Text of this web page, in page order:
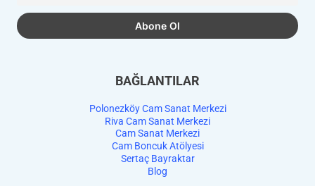
BAĞLANTILAR
Polonezköy Cam Sanat Merkezi
Riva Cam Sanat Merkezi
Cam Sanat Merkezi
Cam Boncuk Atölyesi
Sertaç Bayraktar
Blog